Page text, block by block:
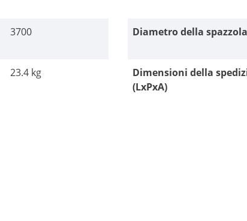
3700 Diametro della spazzola
23.4 kg
Dimensioni della
(LxPxA)